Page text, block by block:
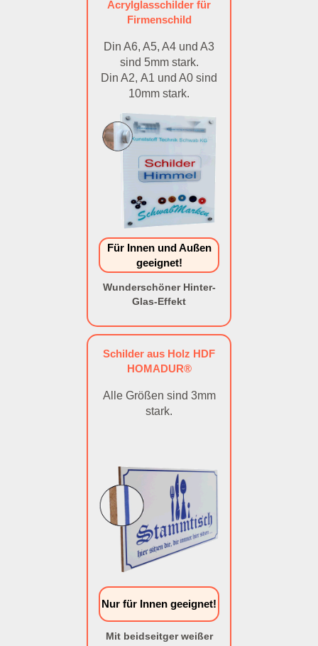
Acrylglasschilder für
Firmenschild
Din A6, A5, A4 und A3
sind 5mm stark.
Din A2, A1 und A0 sind
10mm stark.
Für Innen und Außen
geeignet!
Wunderschöner Hinter-
Glas-Effekt
Schilder aus Holz HDF
HOMADUR®
Alle Größen sind 3mm
stark.
Nur für Innen geeignet!
Mit beidseitger weißer